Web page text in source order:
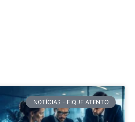
NOTÍCIAS - FIQUE ATENTO